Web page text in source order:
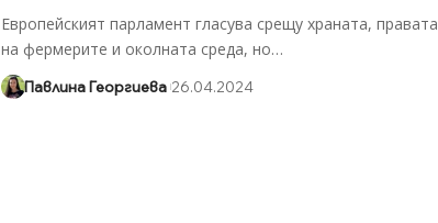
Европейският парламент гласува срещу храната, правата
на фермерите и околната среда, но…
Павлина Георгиева 26.04.2024